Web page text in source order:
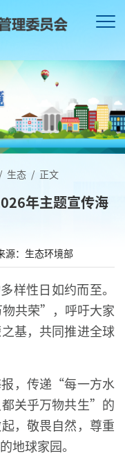
/ 生态 / 正文
年主题宣传海
源：生态环境部
样性日如约而至。
共荣”，呼吁大家
基，共同推进全球
，传递“每一方水
关乎万物共生”的
，敬畏自然，尊重
地球家园。